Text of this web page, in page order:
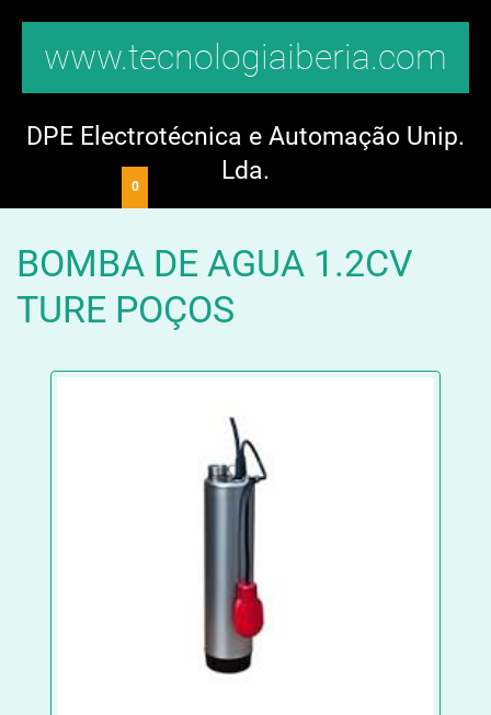
www.tecnologiaiberia.com
DPE Electrotécnica e Automação Unip.
Lda.
BOMBA DE AGUA 1.2CV
TURE POÇOS
0